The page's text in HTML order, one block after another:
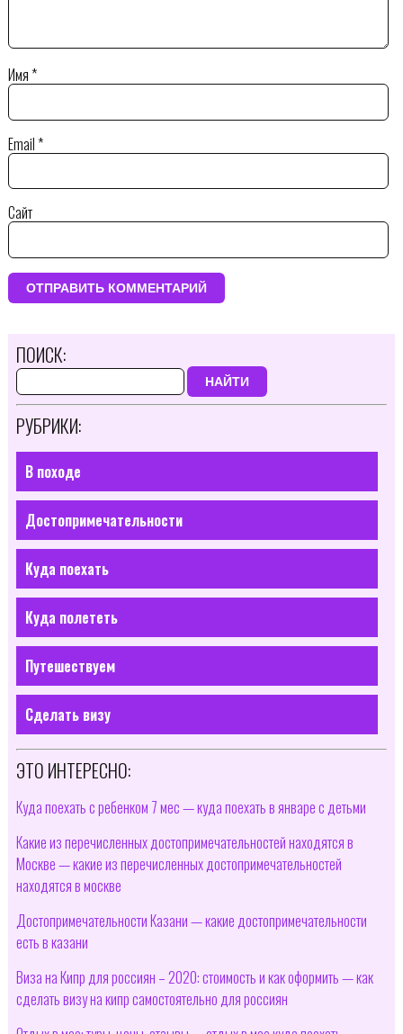
Имя*
Email*
Сайт
ПОИСК:
НАЙТИ
РУБРИКИ:
В походе
Достопримечательности
Куда поехать
Куда полететь
Путешествуем
Сделать визу
ЭТО ИНТЕРЕСНО:
Куда поехать с ребенком 7 мес — куда поехать в январе с детьми
Какие из перечисленных достопримечательностей находятся в
Москве — какие из перечисленных достопримечательностей
находятся в москве
Достопримечательности Казани — какие достопримечательности
есть в казани
Виза на Кипр для россиян – 2020: стоимость и как оформить — как
сделать визу на кипр самостоятельно для россиян